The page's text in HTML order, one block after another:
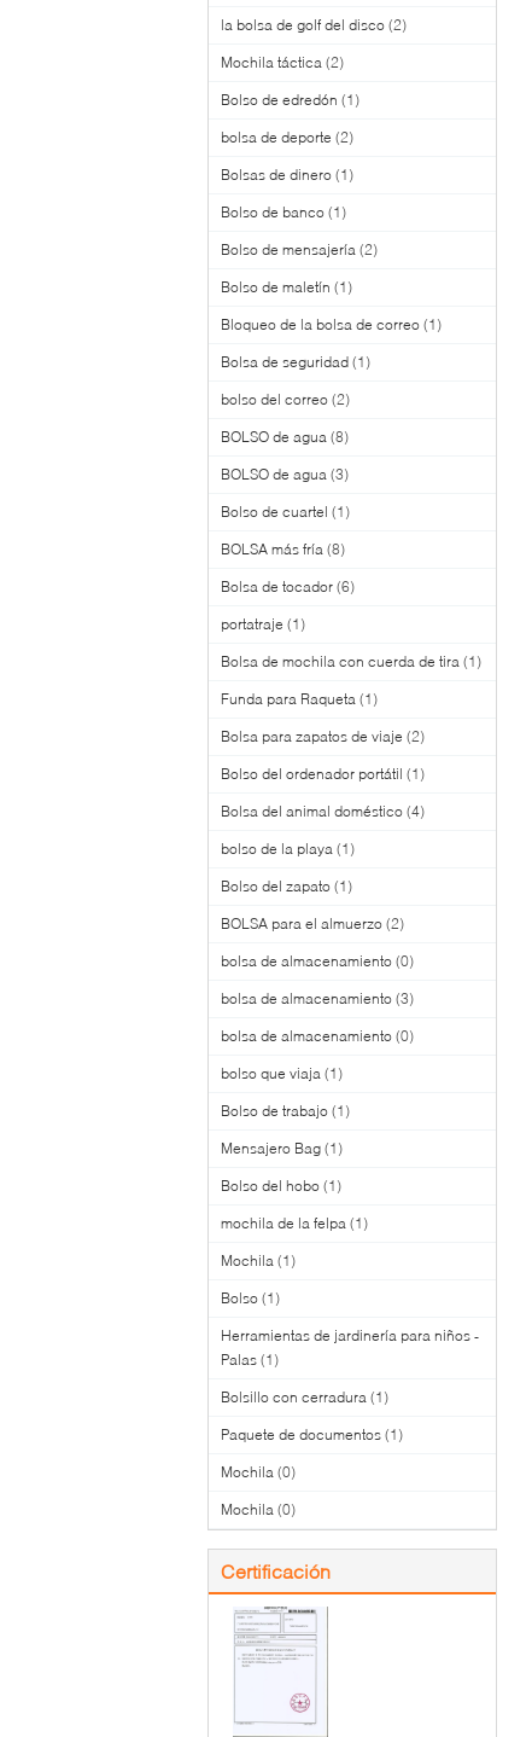
la bolsa de golf del disco (2)
Mochila táctica (2)
Bolso de edredón (1)
bolsa de deporte (2)
Bolsas de dinero (1)
Bolso de banco (1)
Bolso de mensajería (2)
Bolso de maletín (1)
Bloqueo de la bolsa de correo (1)
Bolsa de seguridad (1)
bolso del correo (2)
BOLSO de agua (8)
BOLSO de agua (3)
Bolso de cuartel (1)
BOLSA más fría (8)
Bolsa de tocador (6)
portatraje (1)
Bolsa de mochila con cuerda de tira (1)
Funda para Raqueta (1)
Bolsa para zapatos de viaje (2)
Bolso del ordenador portátil (1)
Bolsa del animal doméstico (4)
bolso de la playa (1)
Bolso del zapato (1)
BOLSA para el almuerzo (2)
bolsa de almacenamiento (0)
bolsa de almacenamiento (3)
bolsa de almacenamiento (0)
bolso que viaja (1)
Bolso de trabajo (1)
Mensajero Bag (1)
Bolso del hobo (1)
mochila de la felpa (1)
Mochila (1)
Bolso (1)
Herramientas de jardinería para niños -
Palas (1)
Bolsillo con cerradura (1)
Paquete de documentos (1)
Mochila (0)
Mochila (0)
Certificación